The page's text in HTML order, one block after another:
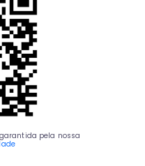
pela nossa